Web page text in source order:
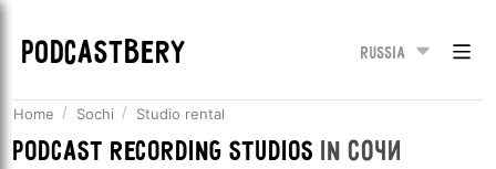
PODCASTBERY Russia
Home Sochi Studio rental
Podcast recording studios inСочи